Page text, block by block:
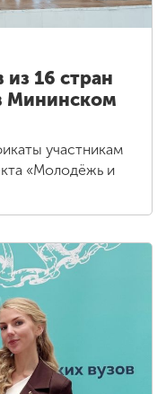
16 стран
Мининском
участникам
«Молодёжь и